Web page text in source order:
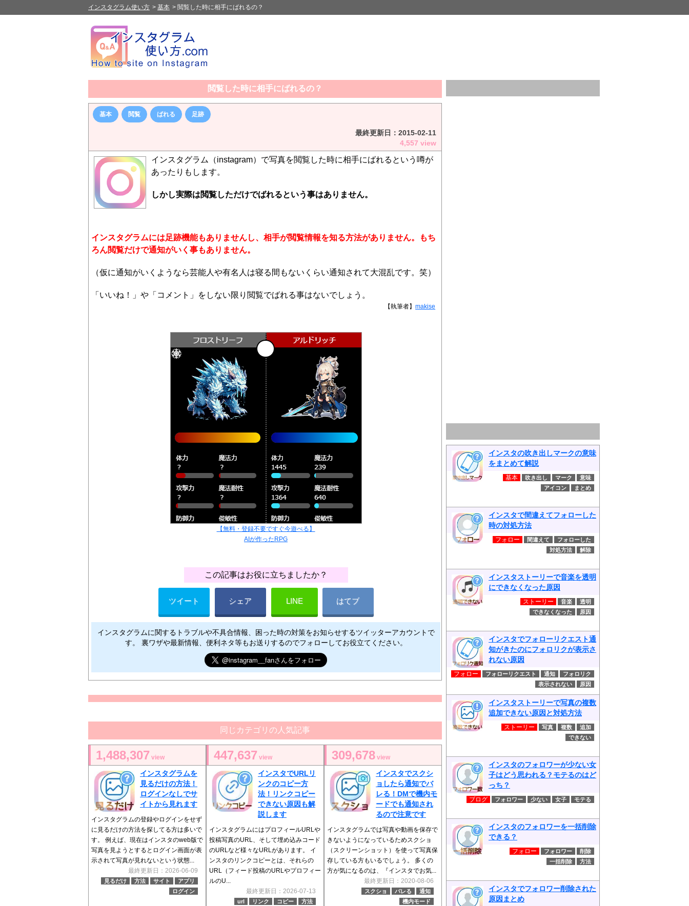
インスタグラム使い方 > 基本 > 閲覧した時に相手にばれるの？
閲覧した時に相手にばれるの？
基本 閲覧 ばれる 足跡
最終更新日： 2015-02-11
4,557 view
インスタグラム（instagram）で写真を閲覧した時に相手にばれるという噂が
あったりもします。
しかし実際は閲覧しただけでばれるという事はありません。
インスタグラムには足跡機能もありませんし、相手が閲覧情報を知る方法がありません。もち
ろん閲覧だけで通知がいく事もありません。
（仮に通知がいくようなら芸能人や有名人は寝る間もないくらい通知されて大混乱です。笑）
「いいね！」や「コメント」をしない限り閲覧でばれる事はないでしょう。
【執筆者】makise
【無料・登録不要ですぐ今遊べる】
AIが作ったRPG
この記事はお役に立ちましたか？
ツイート シェア LINE はてブ
インスタグラムに関するトラブルや不具合情報、困った時の対策をお知らせするツイッターアカウントで
す。 裏ワザや最新情報、便利ネタ等もお送りするのでフォローしてお役立てください。
同じカテゴリの人気記事
1,488,307 view
インスタグラムを
見るだけの方法！
ログインなしでサ
イトから見れます
インスタグラムの登録やログインをせず
に見るだけの方法を探してる方は多いで
す。 例えば、現在はインスタのweb版で
写真を見ようとするとログイン画面が表
示されて写真が見れないという状態...
最終更新日：2026-06-09
見るだけ 方法 サイト
アプリ
ログイン
447,637 view
インスタでURLリ
ンクのコピー方
法！リンクコピー
できない原因も解
説します
インスタグラムにはプロフィールURLや
投稿写真のURL、そして埋め込みコード
のURLなど様々なURLがあります。 イ
ンスタのリンクコピーとは、それらの
URL（フィード投稿のURLやプロフィー
ルのU...
最終更新日：2026-07-13
url リンク コピー
方法
309,678 view
インスタでスクシ
ョしたら通知でバ
レる！DMで機内モ
ードでも通知され
るので注意です
インスタグラムでは写真や動画を保存で
きないようになっているためスクショ
（スクリーンショット）を使って写真保
存している方もいるでしょう。 多くの
方が気になるのは、『インスタでお気...
最終更新日：2020-08-06
スクショ バレる
通知
機内モード
インスタの吹き出しマークの意味
をまとめて解説
基本 吹き出し マーク
意味
アイコン
まとめ
インスタで間違えてフォローした
時の対処方法
フォロー 間違えて
フォローした
対処方法
解除
インスタストーリーで音楽を透明
にできなくなった原因
ストーリー 音楽
透明
できなくなった
原因
インスタでフォローリクエスト通
知がきたのにフォロリクが表示さ
れない原因
フォロー フォローリクエスト 通知
フォロリク
表示されない
原因
インスタストーリーで写真の複数
追加できない原因と対処方法
ストーリー 写真 複数
追加
できない
インスタのフォロワーが少ない女
子はどう思われる？モテるのはど
っち？
ブログ フォロワー 少ない 女子 モテる
インスタのフォロワーを一括削除
できる？
フォロー フォロワー
削除
一括削除
方法
インスタでフォロワー削除された
原因まとめ